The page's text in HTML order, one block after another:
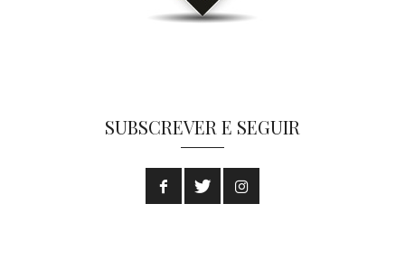
SUBSCREVER E SEGUIR